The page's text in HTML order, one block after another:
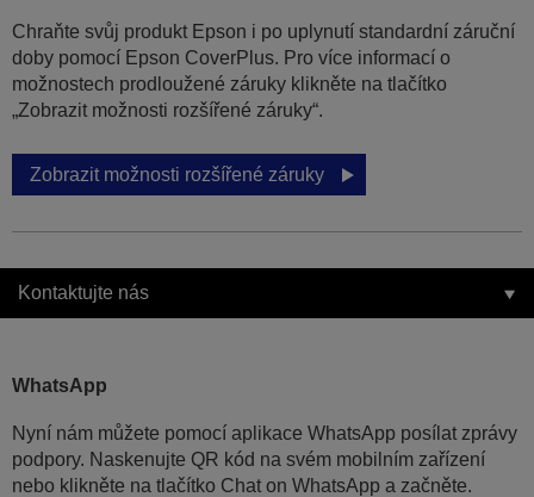
Chraňte svůj produkt Epson i po uplynutí standardní záruční
doby pomocí Epson CoverPlus. Pro více informací o
možnostech prodloužené záruky klikněte na tlačítko
„Zobrazit možnosti rozšířené záruky“.
Zobrazit možnosti rozšířené záruky
Kontaktujte nás
WhatsApp
Nyní nám můžete pomocí aplikace WhatsApp posílat zprávy
podpory. Naskenujte QR kód na svém mobilním zařízení
nebo klikněte na tlačítko Chat on WhatsApp a začněte.